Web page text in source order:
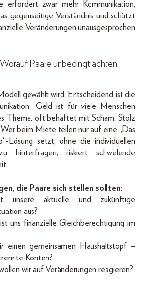
erfordert zwar mehr Kommunikation,
gegenseitige Verständnis und schützt
Veränderungen unausgesprochen
Paare unbedingt achten
gewählt wird: Entscheidend ist die
Geld ist für viele Menschen
Thema, oft behaftet mit Scham, Stolz
beim Miete teilen nur auf eine „Das
Lösung setzt, ohne die individuellen
hinterfragen, riskiert schwelende
die Paare sich stellen sollten:
unsere aktuelle und zukünftige
aus?
uns finanzielle Gleichberechtigung im
einen gemeinsamen Haushaltstopf –
Konten?
wir auf Veränderungen reagieren?